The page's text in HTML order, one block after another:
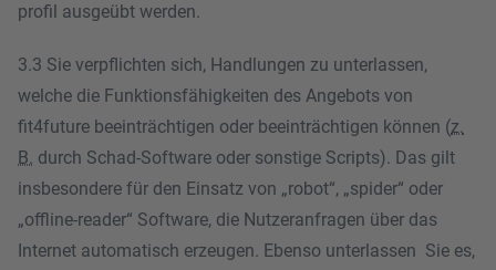
profil ausgeübt werden.
3.3 Sie verpflichten sich, Handlungen zu unterlassen,
welche die Funktionsfähigkeiten des Angebots von
fit4future beeinträchtigen oder beeinträchtigen können (z.
B. durch Schad-Software oder sonstige Scripts). Das gilt
insbesondere für den Einsatz von „robot“, „spider“ oder
„offline-reader“ Software, die Nutzeranfragen über das
Internet automatisch erzeugen. Ebenso unterlassen Sie es,